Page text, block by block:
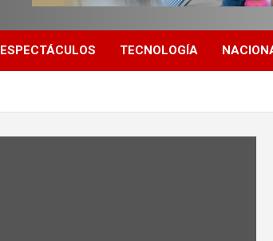
ESPECTÁCULOS TECNOLOGÍA